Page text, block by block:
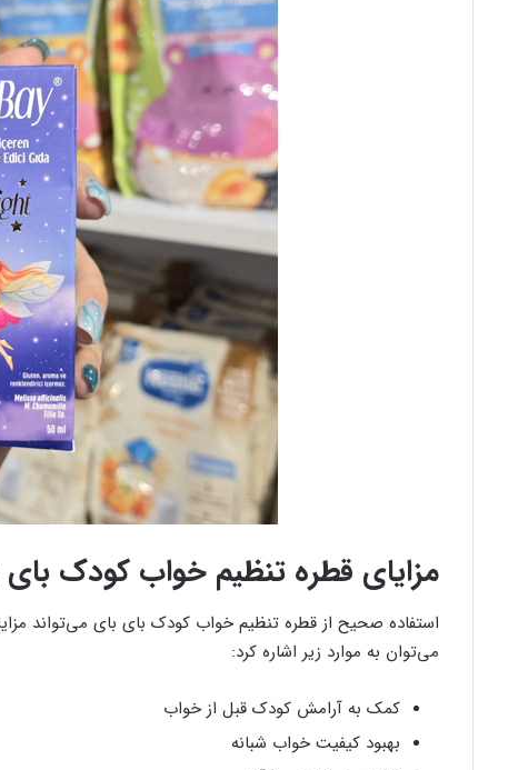
مزایای قطره تنظیم خواب کودک بای
استفاده صحیح از قطره تنظیم خواب کودک بای بای می‌تواند
می‌توان به موارد زیر اشاره کرد:
کمک به آرامش کودک قبل از خواب
بهبود کیفیت خواب شبانه